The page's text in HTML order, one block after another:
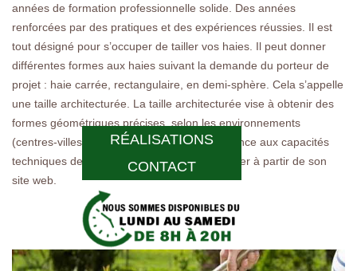
RÉALISATIONS
CONTACT
années de formation professionnelle solide. Des années
renforcées par des pratiques et des expériences réussies. Il est
tout désigné pour s’occuper de tailler vos haies. Il peut donner
différentes formes aux haies suivant la demande du porteur de
projet : haie carrée, rectangulaire, en demi-sphère. Cela s’appelle
une taille architecturée. La taille architecturée vise à obtenir des
formes géométriques précises, selon les environnements
(centres-villes, parcs, allées…). Faites confiance aux capacités
techniques de ce jardinier. On peut le contacter à partir de son
site web.